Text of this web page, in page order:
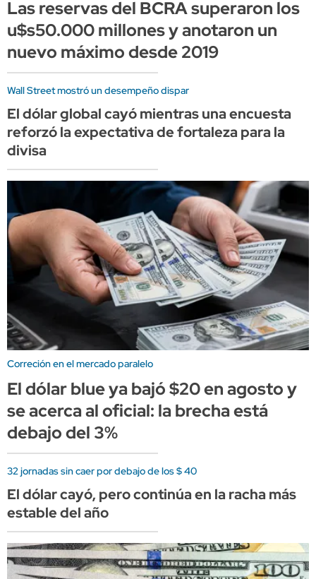
Las reservas del BCRA superaron los
u$s50.000 millones y anotaron un
nuevo máximo desde 2019
Wall Street mostró un desempeño dispar
El dólar global cayó mientras una encuesta
reforzó la expectativa de fortaleza para la
divisa
Correción en el mercado paralelo
El dólar blue ya bajó $20 en agosto y
se acerca al oficial: la brecha está
debajo del 3%
32 jornadas sin caer por debajo de los $ 40
El dólar cayó, pero continúa en la racha más
estable del año